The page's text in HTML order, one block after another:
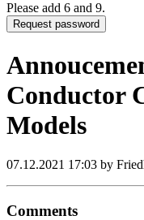
Please add 6 and 9.
Request password
Conductor
Models
07.12.2021 17:03 by
Comments